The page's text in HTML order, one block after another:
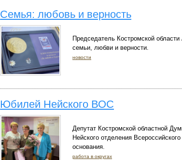
Семья: любовь и верность
Председатель Костромской
семьи, любви и верности.
новости
Юбилей Нейского ВОС
Депутат Костромской областной
Нейского отделения
основания.
работа в округах